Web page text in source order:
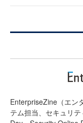
EnterpriseZine（エン
テム担当、セキュリ